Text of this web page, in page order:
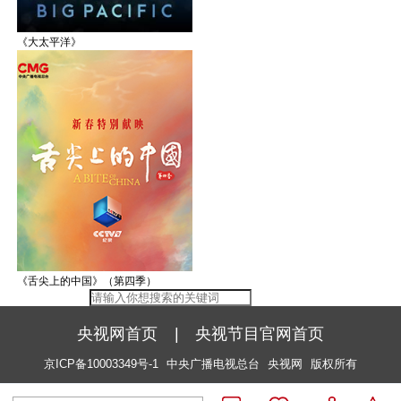
《大太平洋》
《舌尖上的中国》（第四季）
央视网首页 | 央视节目官网首页
京ICP备10003349号-1 中央广播电视总台 央视网 版权所有